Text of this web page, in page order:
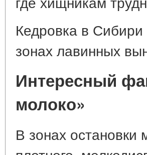
Кедровка в
зонах лавинных
Интересный
молоко»
В зонах